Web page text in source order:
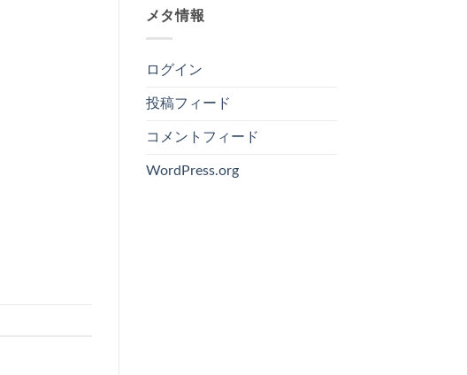
メタ情報
ログイン
投稿フィード
コメントフィード
WordPress.org